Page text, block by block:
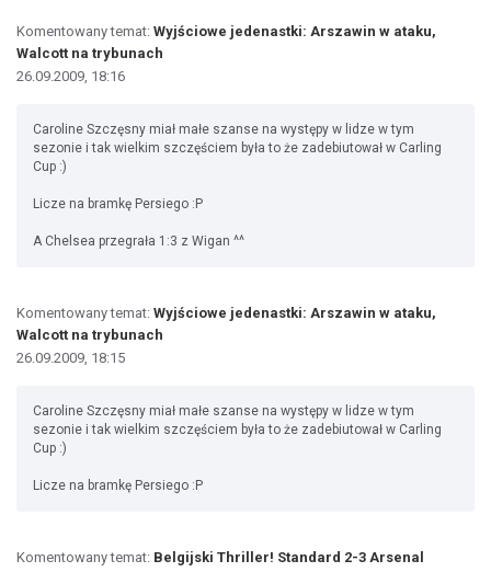
Komentowany temat: Wyjściowe jedenastki: Arszawin w ataku,
Walcott na trybunach
26.09.2009, 18:16
Caroline Szczęsny miał małe szanse na występy w lidze w tym
sezonie i tak wielkim szczęściem była to że zadebiutował w Carling
Cup :)
Licze na bramkę Persiego :P
A Chelsea przegrała 1:3 z Wigan ^^
Komentowany temat: Wyjściowe jedenastki: Arszawin w ataku,
Walcott na trybunach
26.09.2009, 18:15
Caroline Szczęsny miał małe szanse na występy w lidze w tym
sezonie i tak wielkim szczęściem była to że zadebiutował w Carling
Cup :)
Licze na bramkę Persiego :P
Komentowany temat: Belgijski Thriller! Standard 2-3 Arsenal